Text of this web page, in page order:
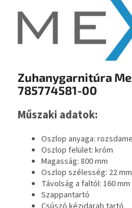
Zuhanygarnitúra
785774581-00
Műszaki adatok:
Oszlop anyaga:
Oszlop felület: króm
Magasság: 800 mm
Oszlop szélesség: 22 mm
Távolság a faltól: 160 mm
Szappantartó